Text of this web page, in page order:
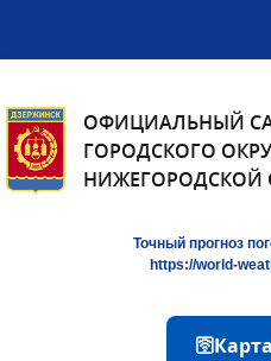
ОФИЦИАЛЬНЫЙ
ГОРОДСКОГО
НИЖЕГОРОДСКОЙ
Точный прогноз
https://world-